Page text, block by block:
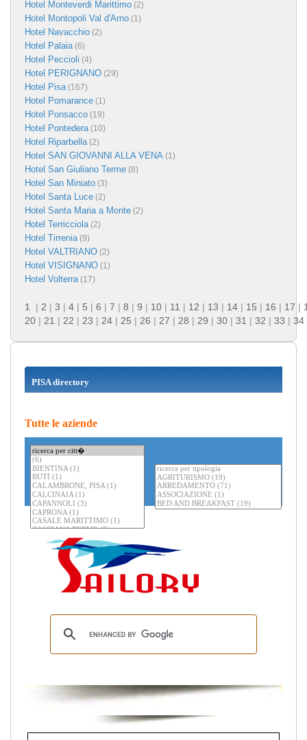
Hotel Monteverdi Marittimo (2)
Hotel Montopoli Val d'Arno (1)
Hotel Navacchio (2)
Hotel Palaia(6)
Hotel Peccioli (4)
Hotel PERIGNANO (29)
Hotel Pisa(167)
Hotel Pomarance (1)
Hotel Ponsacco (19)
Hotel Pontedera(10)
Hotel Riparbella(2)
Hotel SAN GIOVANNI ALLA VENA (1)
Hotel San Giuliano Terme (8)
Hotel San Miniato (3)
Hotel Santa Luce (2)
Hotel Santa Maria a Monte (2)
Hotel Terricciola(2)
Hotel Tirrenia(9)
Hotel VALTRIANO (2)
Hotel VISIGNANO (1)
Hotel Volterra(17)
1 | 2 | 3 | 4 | 5 | 6 | 7 | 8 | 9 | 10 | 11 | 12 | 13 | 14 | 15 | 16 | 17 |
20 | 21 | 22 | 23 | 24 | 25 | 26 | 27 | 28 | 29 | 30 | 31 | 32 | 33 | 34
PISA directory
Tutte le aziende